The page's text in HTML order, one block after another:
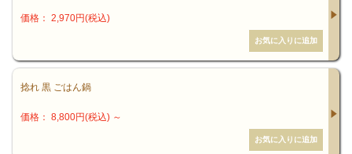
価格： 2,970円(税込)
捻れ 黒 ごはん鍋
価格： 8,800円(税込) ～